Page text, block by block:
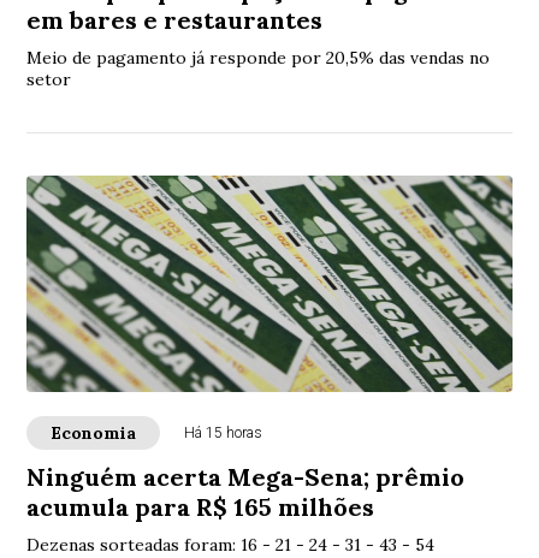
em bares e restaurantes
Meio de pagamento já responde por 20,5% das vendas no
setor
Economia Há 15 horas
Ninguém acerta Mega-Sena; prêmio
acumula para R$ 165 milhões
Dezenas sorteadas foram: 16 - 21 - 24 - 31 - 43 - 54